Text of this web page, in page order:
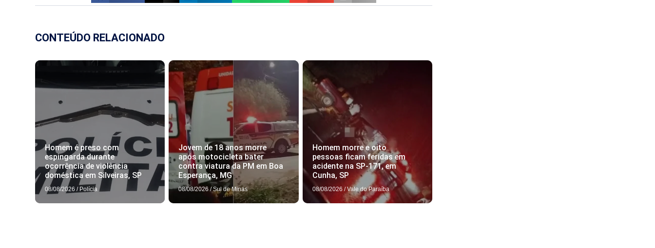
CONTEÚDO RELACIONADO
Homem é preso com
espingarda durante
ocorrência de violência
doméstica em Silveiras, SP
08/08/2026 / Polícia
Jovem de 18 anos morre
após motocicleta bater
contra viatura da PM em Boa
Esperança, MG
08/08/2026 / Sul de Minas
Homem morre e oito
pessoas ficam feridas em
acidente na SP-171, em
Cunha, SP
08/08/2026 / Vale do Paraíba